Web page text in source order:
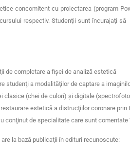
concomitent cu proiectarea (program
respectiv. Studenţii sunt încurajaţi
de completare a fişei de analiză estetică
studenţi a modalităţilor de captare a
clasice (chei de culori) şi digitale
estetică a distrucţiilor coronare
conţinut de specialitate care sunt
la bază publicaţii în edituri recunoscute: